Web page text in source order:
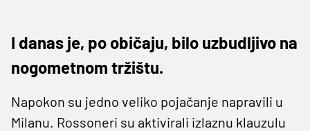
I danas je, po običaju, bilo uzbudljivo na
nogometnom tržištu.
Napokon su jedno veliko pojačanje napravili u
Milanu. Rossoneri su aktivirali izlaznu klauzulu